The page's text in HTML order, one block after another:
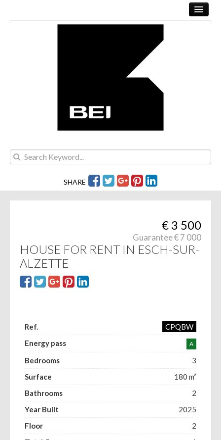
TEAM
CONTACT
SHARE
€ 3 500
Guarantee € 7 000
HOUSE FOR RENT IN ESCH-SUR-
ALZETTE
Ref.
CPQBW
Energy pass
A
Bedrooms
3
Surface
180 m²
Bathrooms
2
Year Built
2025
Floor
2